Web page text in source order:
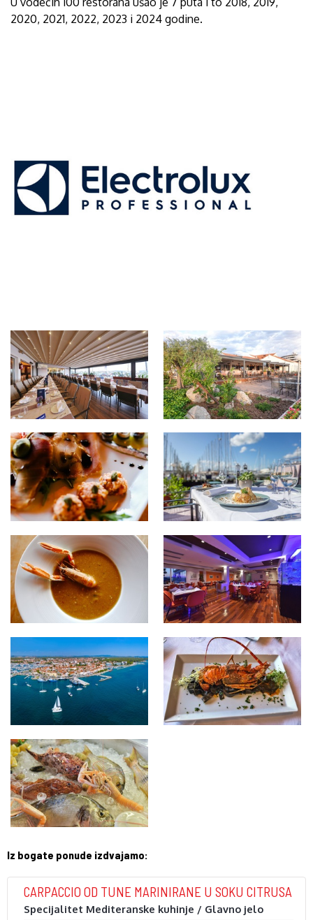
2020, 2021, 2022, 2023 i 2024 godine.
Iz bogate ponude izdvajamo:
CARPACCIO OD TUNE MARINIRANE U SOKU CITRUSA
Specijalitet Mediteranske kuhinje / Glavno jelo